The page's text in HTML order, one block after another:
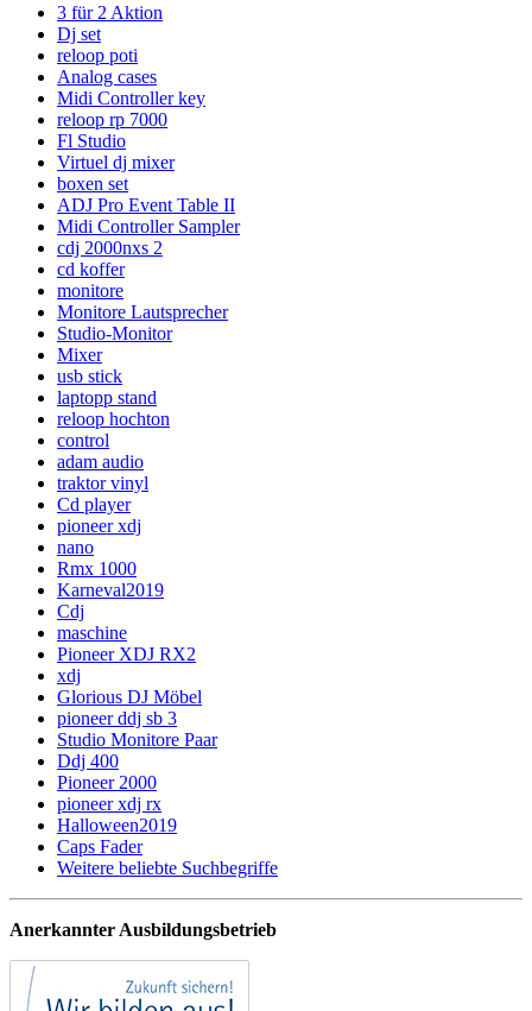
3 für 2 Aktion
Dj set
reloop poti
Analog cases
Midi Controller key
reloop rp 7000
Fl Studio
Virtuel dj mixer
boxen set
ADJ Pro Event Table II
Midi Controller Sampler
cdj 2000nxs 2
cd koffer
monitore
Monitore Lautsprecher
Studio-Monitor
Mixer
usb stick
laptopp stand
reloop hochton
control
adam audio
traktor vinyl
Cd player
pioneer xdj
nano
Rmx 1000
Karneval2019
Cdj
maschine
Pioneer XDJ RX2
xdj
Glorious DJ Möbel
pioneer ddj sb 3
Studio Monitore Paar
Ddj 400
Pioneer 2000
pioneer xdj rx
Halloween2019
Caps Fader
Weitere beliebte Suchbegriffe
Anerkannter Ausbildungsbetrieb